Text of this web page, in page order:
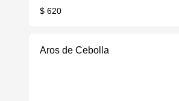
$ 620
Aros de Cebolla